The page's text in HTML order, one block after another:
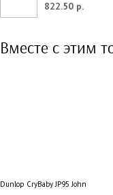
822.50 р.
Вместе с этим
Dunlop CryBaby JP95 John Petrucci